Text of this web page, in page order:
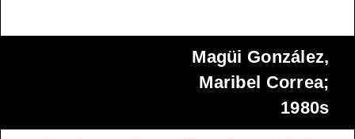
Magüi González,
Maribel Correa;
1980s